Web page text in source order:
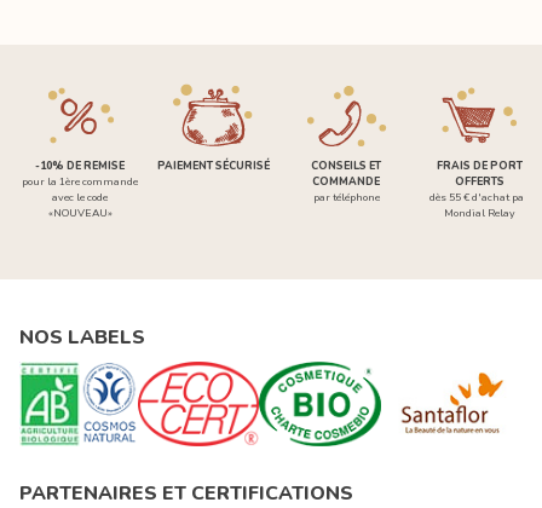
-10% DE REMISE
pour la 1ère commande
avec le code
«NOUVEAU»
PAIEMENT SÉCURISÉ
CONSEILS ET
COMMANDE
par téléphone
FRAIS DE PORT
OFFERTS
dès 55 € d'achat par
Mondial Relay
NOS LABELS
PARTENAIRES ET CERTIFICATIONS